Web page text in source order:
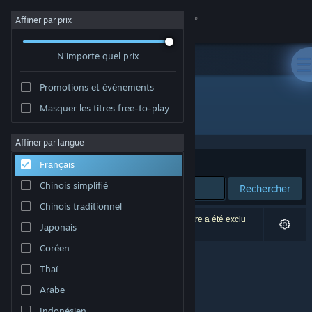
Se connecter
Magasin
À propos
Support
Changer la langue
Télécharger l'application mobile Steam
Voir version ordi. du site
Affiner par prix
N'importe quel prix
Promotions et évènements
Masquer les titres free-to-play
Affiner par langue
Français
Chinois simplifié
Chinois traditionnel
Japonais
Coréen
Thaï
Arabe
Développement : FujiCubeSoft
Trier par Pertinence
Rechercher
0 résultats correspondent à votre recherche. 1 titre a été exclu
selon vos préférences.